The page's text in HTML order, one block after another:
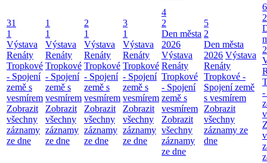
31
1
Výstava
Renáty
Tropkové
- Spojení
země s
vesmírem
Zobrazit
všechny
záznamy
ze dne
1
1
Výstava
Renáty
Tropkové
- Spojení
země s
vesmírem
Zobrazit
všechny
záznamy
ze dne
2
1
Výstava
Renáty
Tropkové
- Spojení
země s
vesmírem
Zobrazit
všechny
záznamy
ze dne
3
1
Výstava
Renáty
Tropkové
- Spojení
země s
vesmírem
Zobrazit
všechny
záznamy
ze dne
4
2
Den města
2026
Výstava
Renáty
Tropkové
- Spojení
země s
vesmírem
Zobrazit
všechny
záznamy
ze dne
5
2
Den města
2026 Výstava
Renáty
Tropkové -
Spojení země
s vesmírem
Zobrazit
všechny
záznamy ze
dne
6
2
-